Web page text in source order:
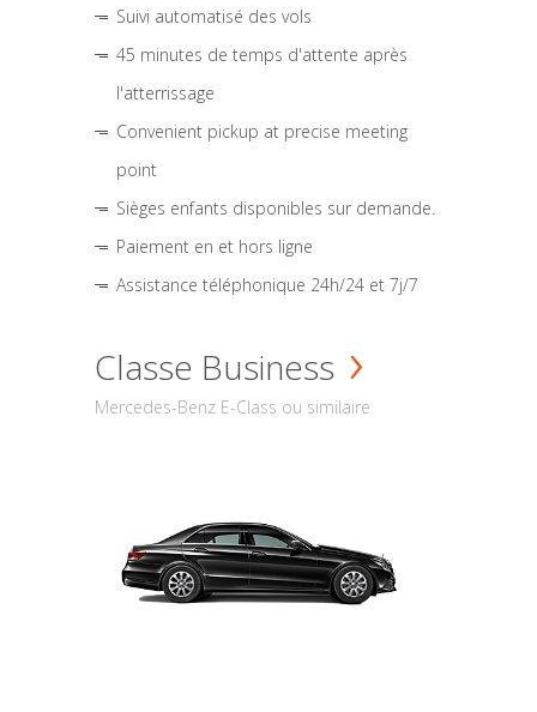
Suivi automatisé des vols
45 minutes de temps d'attente après
l'atterrissage
Convenient pickup at precise meeting
point
Sièges enfants disponibles sur demande.
Paiement en et hors ligne
Assistance téléphonique 24h/24 et 7j/7
Classe Business
Mercedes-Benz E-Class ou similaire